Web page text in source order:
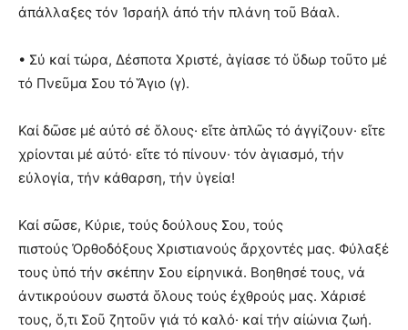
ἀπάλλαξες τόν Ἰσραήλ ἀπό τήν πλάνη τοῦ Βάαλ.
• Σύ καί τώρα, Δέσποτα Χριστέ, ἁγίασε τό ὕδωρ τοῦτο μέ
τό Πνεῦμα Σου τό Ἅγιο (γ).
Καί δῶσε μέ αὐτό σέ ὅλους· εἴτε ἁπλῶς τό ἀγγίζουν· εἴτε
χρίονται μέ αὐτό· εἴτε τό πίνουν· τόν ἁγιασμό, τήν
εὐλογία, τήν κάθαρση, τήν ὑγεία!
Καί σῶσε, Κύριε, τούς δούλους Σου, τούς
πιστούς Ὀρθοδόξους Χριστιανούς ἄρχοντές μας. Φύλαξέ
τους ὑπό τήν σκέπην Σου εἰρηνικά. Βοηθησέ τους, νά
ἀντικρούουν σωστά ὅλους τούς ἐχθρούς μας. Χάρισέ
τους, ὅ,τι Σοῦ ζητοῦν γιά τό καλό· καί τήν αἰώνια ζωή.